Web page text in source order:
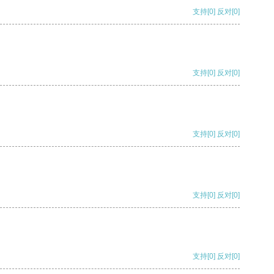
支持[0] 反对[0]
支持[0] 反对[0]
支持[0] 反对[0]
支持[0] 反对[0]
支持[0] 反对[0]